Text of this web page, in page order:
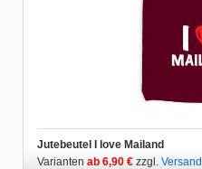
Jutebeutel I love Mailand
Varianten ab 6,90 € zzgl. Versand